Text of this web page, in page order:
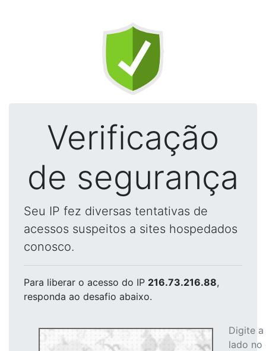
Verificação
de segurança
Seu IP fez diversas tentativas de
acessos suspeitos a sites hospedados
conosco.
Para liberar o acesso do IP 216.73.216.88,
responda ao desafio abaixo.
Digite
lado no